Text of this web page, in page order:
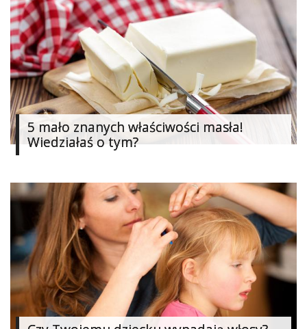
Konkursy
Recenzje
Studniówka
Dodaj
«
Dodaj
Dodaj
galerię
artykuł
Najlepsze
5 mało znanych właściwości masła!
Wiedziałaś o tym?